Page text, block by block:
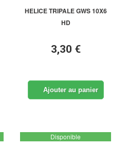
HELICE TRIPALE GWS 10X6
HD
3,30 €
Ajouter au panier
Disponible